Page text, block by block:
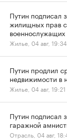
Путин подписал
жилищных прав
военнослужащих
Жилье, 04 авг, 19:34
Путин продлил
недвижимости в
Жилье, 04 авг, 19:21
Путин подписал
гаражной
Отрасль, 04 авг,